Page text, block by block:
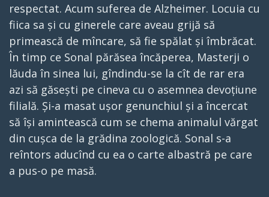
respectat. Acum suferea de Alzheimer. Locuia cu
fiica sa și cu ginerele care aveau grijă să
primească de mîncare, să fie spălat și îmbrăcat.
În timp ce Sonal părăsea încăperea, Masterji o
lăuda în sinea lui, gîndindu-se la cît de rar era
azi să găsești pe cineva cu o asemnea devoțiune
filială. Și-a masat ușor genunchiul și a încercat
să își amintească cum se chema animalul vărgat
din cușca de la grădina zoologică. Sonal s-a
reîntors aducînd cu ea o carte albastră pe care
a pus-o pe masă.